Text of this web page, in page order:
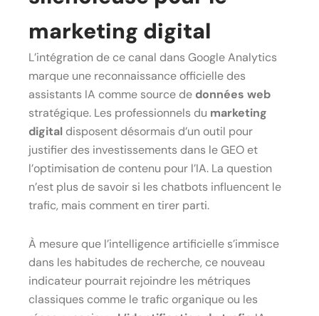
marketing digital
L’intégration de ce canal dans Google Analytics
marque une reconnaissance officielle des
assistants IA comme source de données web
stratégique. Les professionnels du marketing
digitaldisposent désormais d’un outil pour
justifier des investissements dans le GEO et
l’optimisation de contenu pour l’IA. La question
n’est plus de savoir si les chatbots influencent le
trafic, mais comment en tirer parti.
À mesure que l’intelligence artificielle s’immisce
dans les habitudes de recherche, ce nouveau
indicateur pourrait rejoindre les métriques
classiques comme le trafic organique ou les